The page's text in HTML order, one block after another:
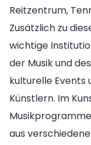
Reitzentrum,
Zusätzlich zu
wichtige
der Musik und
kulturelle Events
Künstlern. Im
aus